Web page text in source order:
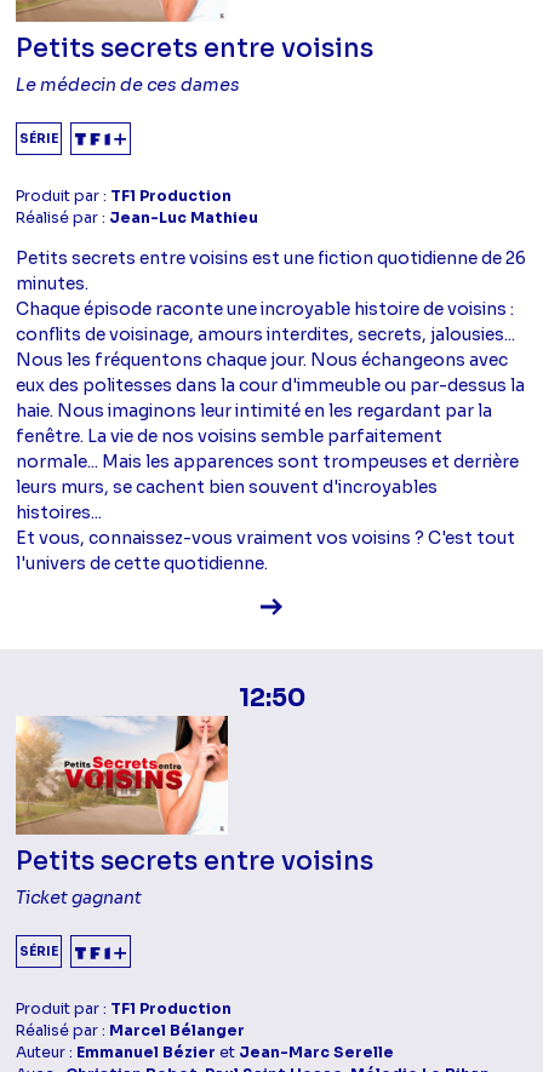
Petits secrets entre voisins
Le médecin de ces dames
SÉRIE
Produit par : TF1 Production
Réalisé par : Jean-Luc Mathieu
Petits secrets entre voisins est une fiction quotidienne de 26
minutes.
Chaque épisode raconte une incroyable histoire de voisins :
conflits de voisinage, amours interdites, secrets, jalousies...
Nous les fréquentons chaque jour. Nous échangeons avec
eux des politesses dans la cour d'immeuble ou par-dessus la
haie. Nous imaginons leur intimité en les regardant par la
fenêtre. La vie de nos voisins semble parfaitement
normale... Mais les apparences sont trompeuses et derrière
leurs murs, se cachent bien souvent d'incroyables
histoires...
Et vous, connaissez-vous vraiment vos voisins ? C'est tout
l'univers de cette quotidienne.
Voir la fiche diffusion
12:50
Petits secrets entre voisins
Ticket gagnant
SÉRIE
Produit par : TF1 Production
Réalisé par : Marcel Bélanger
Auteur : Emmanuel Bézier et Jean-Marc Serelle